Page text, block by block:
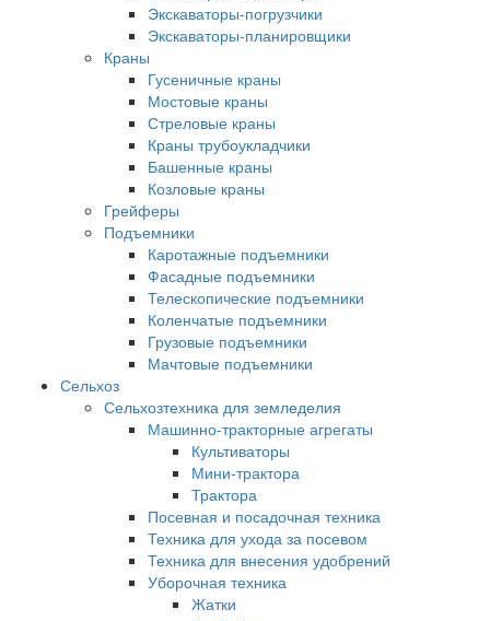
Экскаваторы-погрузчики
Экскаваторы-планировщики
Краны
Гусеничные краны
Мостовые краны
Стреловые краны
Краны трубоукладчики
Башенные краны
Козловые краны
Грейферы
Подъемники
Каротажные подъемники
Фасадные подъемники
Телескопические подъемники
Коленчатые подъемники
Грузовые подъемники
Мачтовые подъемники
Сельхоз
Сельхозтехника для земледелия
Машинно-тракторные агрегаты
Культиваторы
Мини-трактора
Трактора
Посевная и посадочная техника
Техника для ухода за посевом
Техника для внесения удобрений
Уборочная техника
Жатки